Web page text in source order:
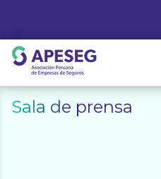
content
APESEG
Sala de prensa